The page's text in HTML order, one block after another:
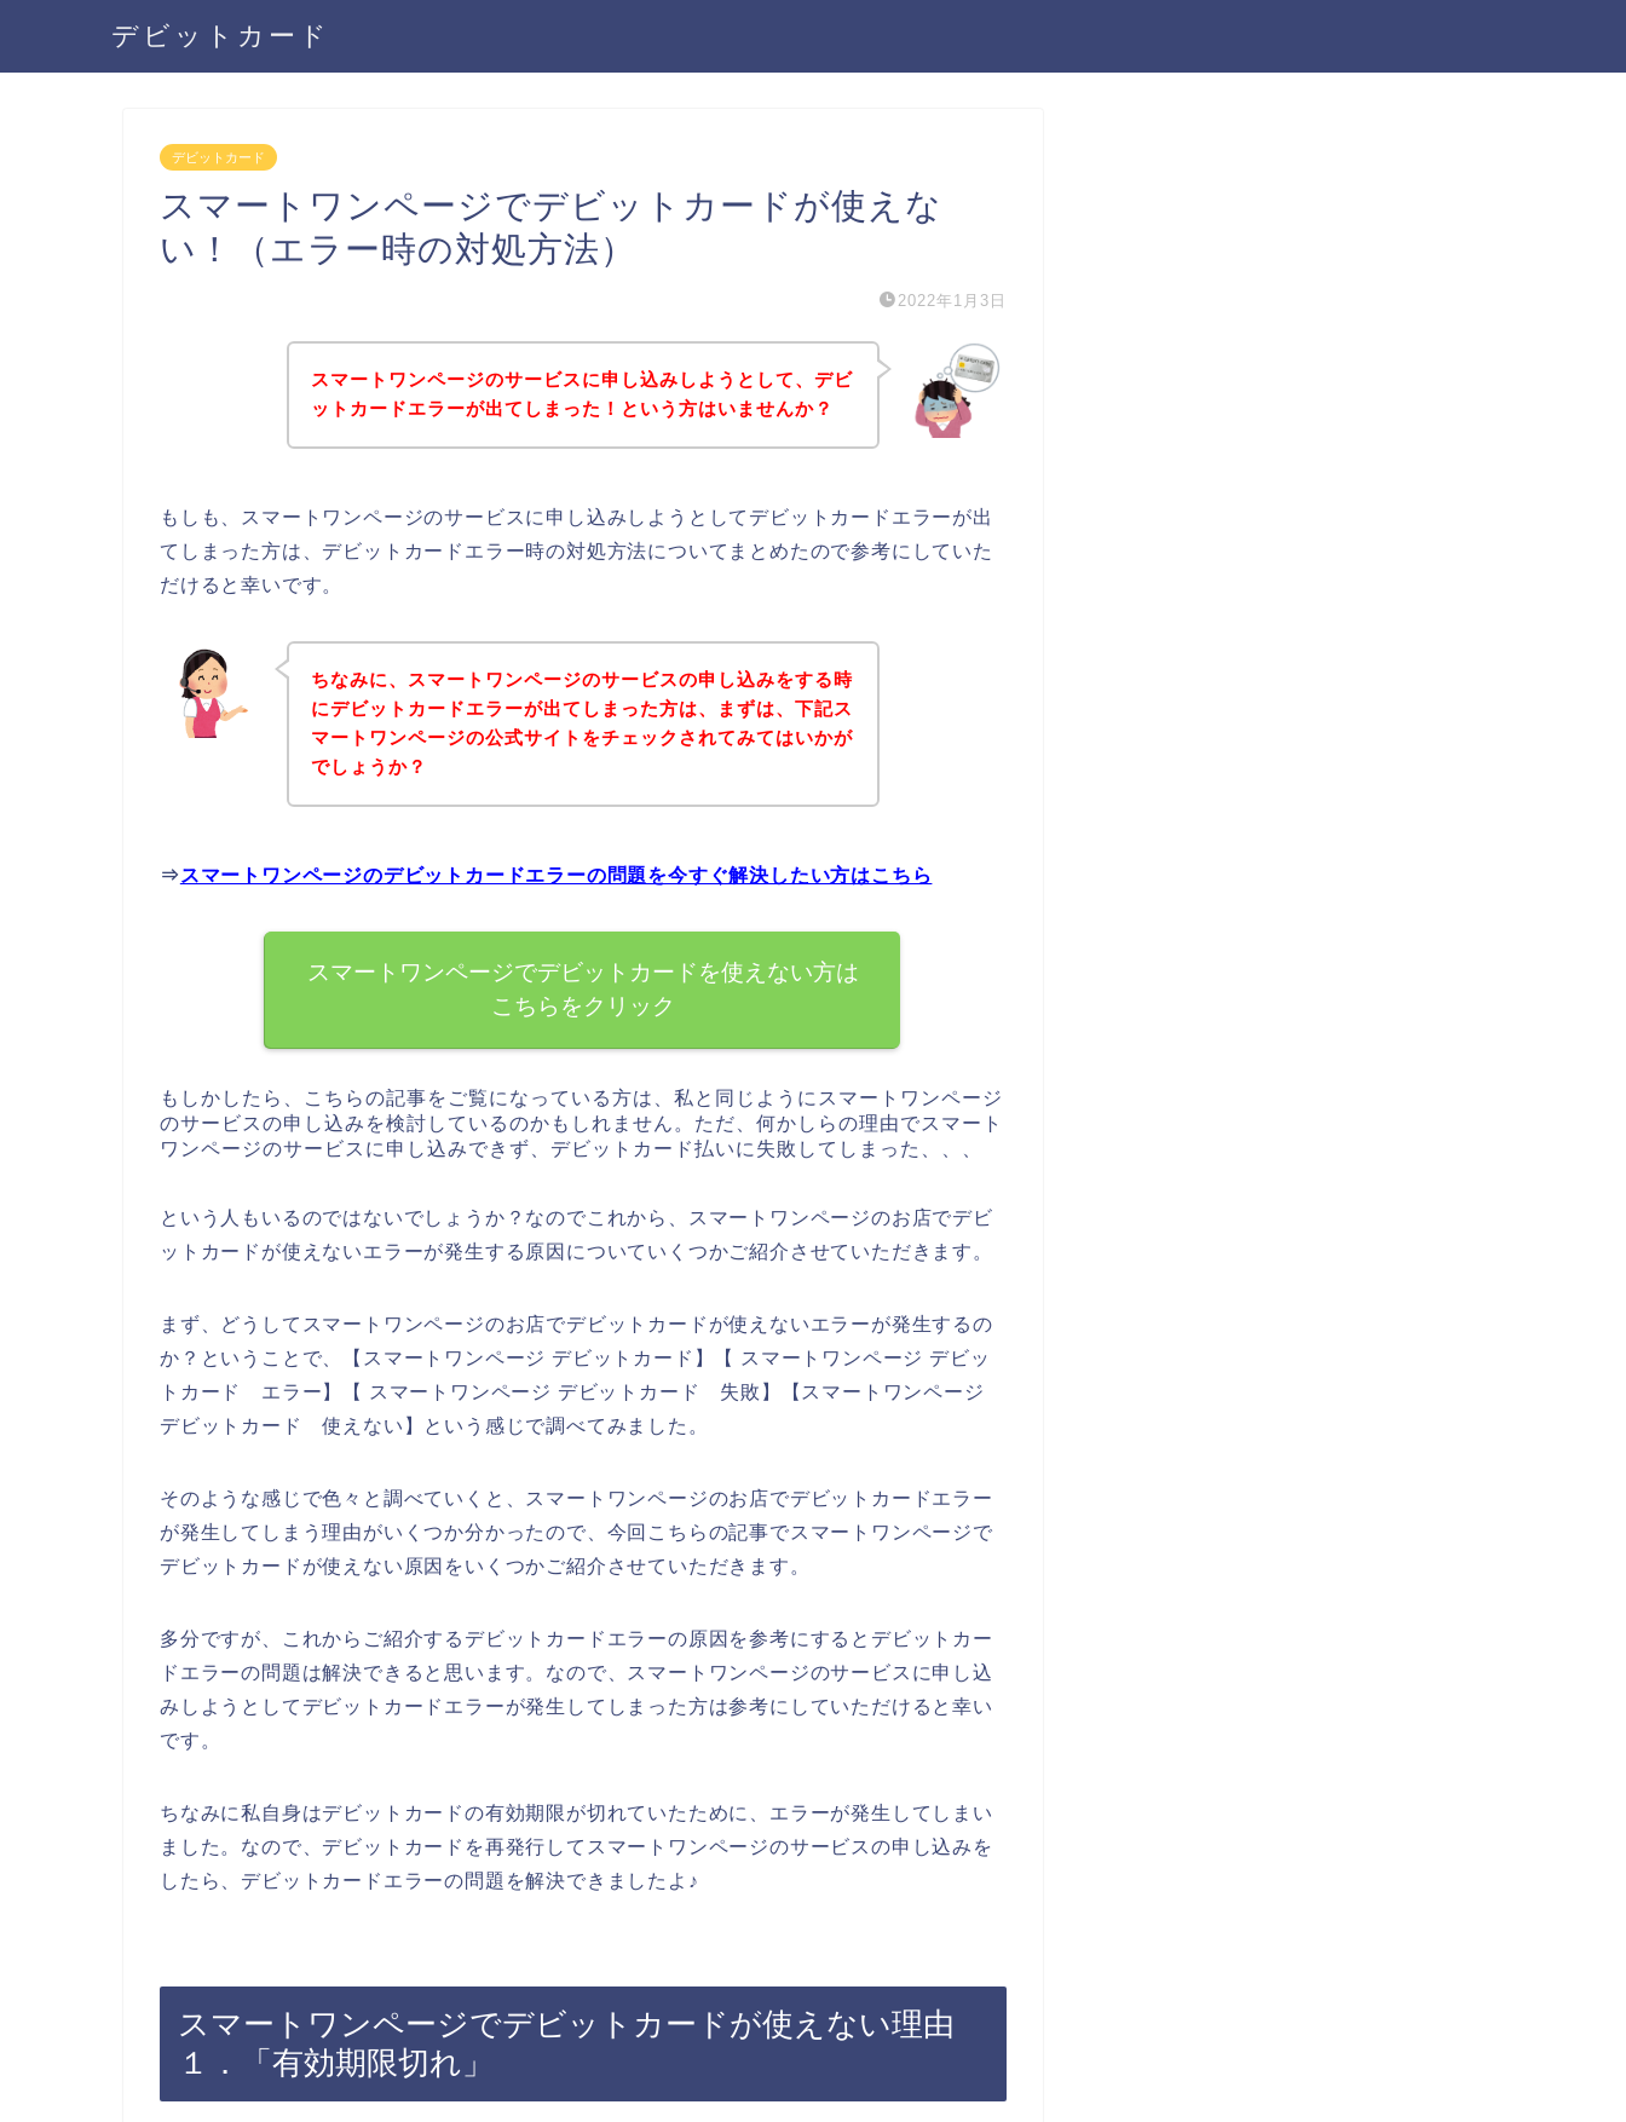
デビットカード
デビットカード
スマートワンページでデビットカードが使えな
い！（エラー時の対処方法）
2022年1月3日
スマートワンページのサービスに申し込みしようとして、デビ
ットカードエラーが出てしまった！という方はいませんか？
もしも、スマートワンページのサービスに申し込みしようとしてデビットカードエラーが出
てしまった方は、デビットカードエラー時の対処方法についてまとめたので参考にしていた
だけると幸いです。
ちなみに、スマートワンページのサービスの申し込みをする時
にデビットカードエラーが出てしまった方は、まずは、下記ス
マートワンページの公式サイトをチェックされてみてはいかが
でしょうか？
⇒ スマートワンページのデビットカードエラーの問題を今すぐ解決したい方はこちら
スマートワンページでデビットカードを使えない方は
こちらをクリック
もしかしたら、こちらの記事をご覧になっている方は、私と同じようにスマートワンページ
のサービスの申し込みを検討しているのかもしれません。ただ、何かしらの理由でスマート
ワンページのサービスに申し込みできず、デビットカード払いに失敗してしまった、、、
という人もいるのではないでしょうか？なのでこれから、スマートワンページのお店でデビ
ットカードが使えないエラーが発生する原因についていくつかご紹介させていただきます。
まず、どうしてスマートワンページのお店でデビットカードが使えないエラーが発生するの
か？ということで、【スマートワンページ デビットカード】【 スマートワンページ デビッ
トカード エラー】【 スマートワンページ デビットカード 失敗】【スマートワンページ
デビットカード 使えない】という感じで調べてみました。
そのような感じで色々と調べていくと、スマートワンページのお店でデビットカードエラー
が発生してしまう理由がいくつか分かったので、今回こちらの記事でスマートワンページで
デビットカードが使えない原因をいくつかご紹介させていただきます。
多分ですが、これからご紹介するデビットカードエラーの原因を参考にするとデビットカー
ドエラーの問題は解決できると思います。なので、スマートワンページのサービスに申し込
みしようとしてデビットカードエラーが発生してしまった方は参考にしていただけると幸い
です。
ちなみに私自身はデビットカードの有効期限が切れていたために、エラーが発生してしまい
ました。なので、デビットカードを再発行してスマートワンページのサービスの申し込みを
したら、デビットカードエラーの問題を解決できましたよ♪
スマートワンページでデビットカードが使えない理由
１．「有効期限切れ」